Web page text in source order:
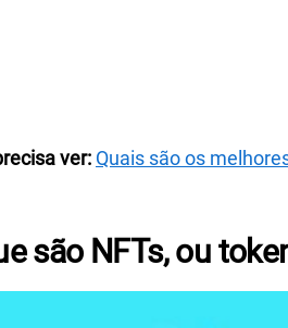
ver: Quais são os
são NFTs, ou